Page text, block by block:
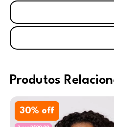
Produtos
30% off